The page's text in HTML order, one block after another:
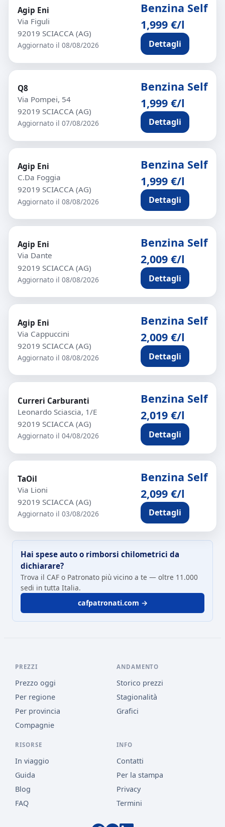
Agip Eni
Via Figuli
92019 SCIACCA (AG)
Aggiornato il 08/08/2026
Benzina Self
1,999 €/l
Dettagli
Q8
Via Pompei, 54
92019 SCIACCA (AG)
Aggiornato il 07/08/2026
Benzina Self
1,999 €/l
Dettagli
Agip Eni
C.Da Foggia
92019 SCIACCA (AG)
Aggiornato il 08/08/2026
Benzina Self
1,999 €/l
Dettagli
Agip Eni
Via Dante
92019 SCIACCA (AG)
Aggiornato il 08/08/2026
Benzina Self
2,009 €/l
Dettagli
Agip Eni
Via Cappuccini
92019 SCIACCA (AG)
Aggiornato il 08/08/2026
Benzina Self
2,009 €/l
Dettagli
Curreri Carburanti
Leonardo Sciascia, 1/E
92019 SCIACCA (AG)
Aggiornato il 04/08/2026
Benzina Self
2,019 €/l
Dettagli
TaOil
Via Lioni
92019 SCIACCA (AG)
Aggiornato il 03/08/2026
Benzina Self
2,099 €/l
Dettagli
Hai spese auto o rimborsi chilometrici da
dichiarare?
Trova il CAF o Patronato più vicino a te — oltre 11.000
sedi in tutta Italia.
cafpatronati.com →
PREZZI
Prezzo oggi
Per regione
Per provincia
Compagnie
ANDAMENTO
Storico prezzi
Stagionalità
Grafici
RISORSE
In viaggio
Guida
Blog
FAQ
INFO
Contatti
Per la stampa
Privacy
Termini